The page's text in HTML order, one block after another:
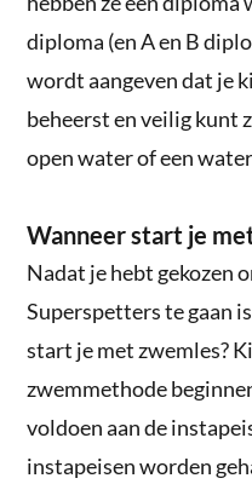
diploma (en A en B
wordt aangeven dat je
beheerst en veilig kunt
open water of een
Wanneer start je
Nadat je hebt gekozen
Superspetters te gaan
start je met zwemles?
zwemmethode
voldoen aan de
instapeisen worden